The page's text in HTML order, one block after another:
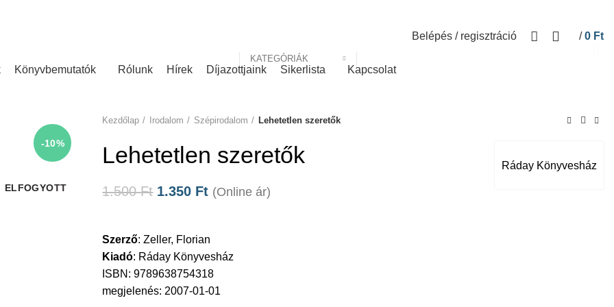
KATEGÓRIÁK
Belépés / regisztráció / 0 Ft
Könyvbemutatók Rólunk Hírek Díjazottjaink Sikerlista Kapcsolat
-10%
ELFOGYOTT
Kezdőlap
Irodalom Szépirodalom Lehetetlen szeretők
Ráday Könyvesház
Lehetetlen szeretők
1.500Ft 1.350 Ft (Online ár)
Szerző:Zeller, Florian
Kiadó: Ráday Könyvesház
ISBN: 9789638754318
megjelenés: 2007-01-01